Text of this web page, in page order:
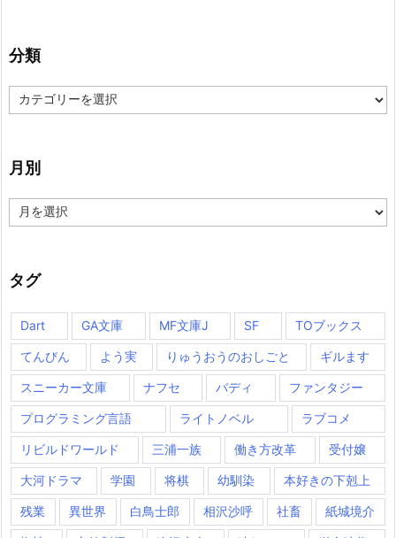
分類
類
月別
別
タグ
Dart GA文庫 MF文庫J SF TOブックス
てんびん よう実 りゅうおうのおしごと ギルます
スニーカー文庫 ナフセ バディ ファンタジー
プログラミング言語 ライトノベル ラブコメ
リビルドワールド 三浦一族 働き方改革 受付嬢
大河ドラマ 学園 将棋 幼馴染 本好きの下剋上
残業 異世界 白鳥士郎 相沢沙呼 社畜 紙城境介